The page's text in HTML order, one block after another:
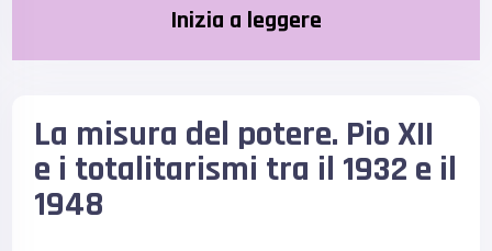
Inizia a leggere
La misura del potere. Pio XII
e i totalitarismi tra il 1932 e il
1948